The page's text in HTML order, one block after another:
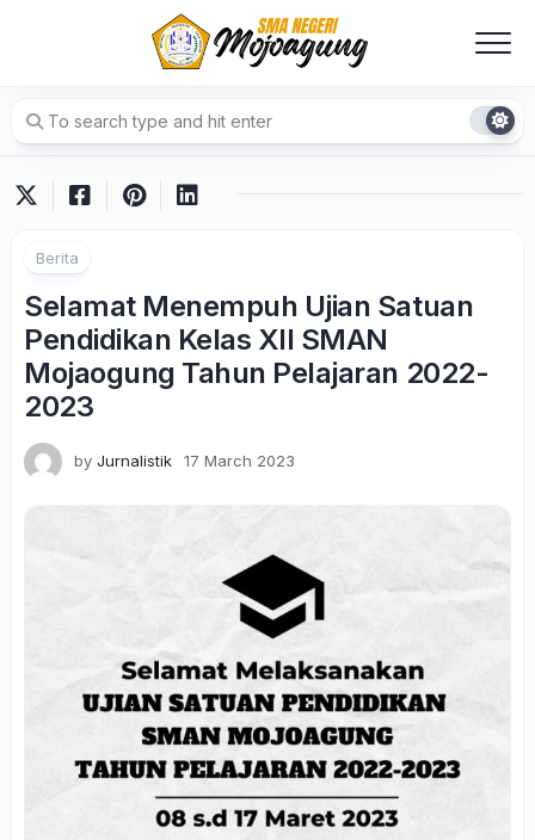
Berita
Selamat Menempuh Ujian Satuan
Pendidikan Kelas XII SMAN
Mojaogung Tahun Pelajaran 2022-
2023
by Jurnalistik 17 March 2023